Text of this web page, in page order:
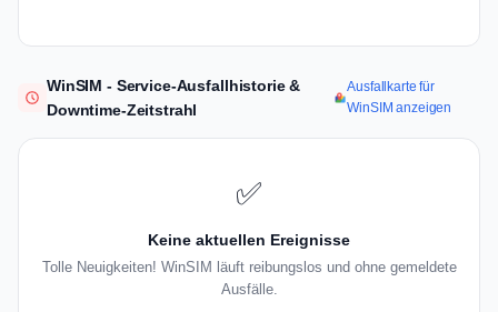
WinSIM - Service-Ausfallhistorie &
Downtime-Zeitstrahl
Ausfallkarte für
WinSIM anzeigen
✅
Keine aktuellen Ereignisse
Tolle Neuigkeiten! WinSIM läuft reibungslos und ohne gemeldete
Ausfälle.